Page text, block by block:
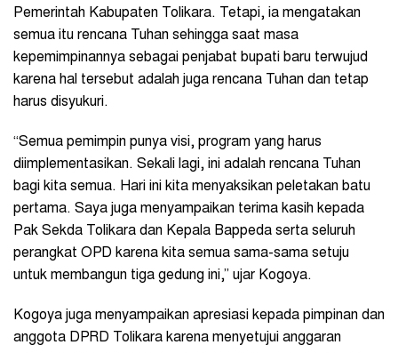
Pemerintah Kabupaten Tolikara. Tetapi, ia mengatakan
semua itu rencana Tuhan sehingga saat masa
kepemimpinannya sebagai penjabat bupati baru terwujud
karena hal tersebut adalah juga rencana Tuhan dan tetap
harus disyukuri.
“Semua pemimpin punya visi, program yang harus
diimplementasikan. Sekali lagi, ini adalah rencana Tuhan
bagi kita semua. Hari ini kita menyaksikan peletakan batu
pertama. Saya juga menyampaikan terima kasih kepada
Pak Sekda Tolikara dan Kepala Bappeda serta seluruh
perangkat OPD karena kita semua sama-sama setuju
untuk membangun tiga gedung ini,” ujar Kogoya.
Kogoya juga menyampaikan apresiasi kepada pimpinan dan
anggota DPRD Tolikara karena menyetujui anggaran